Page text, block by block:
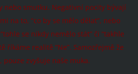
nebo smutku. Negativní pocity bývají
na to, “co by se mělo dělat”, nebo
se nikdy nemělo stát” či “takhle
říkáme realitě “Ne”. Samozřejmě že
, pouze zvyšuje naše muka.